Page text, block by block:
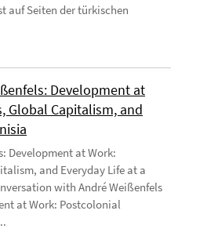
auf Seiten der türkischen
Development at
Global Capitalism, and
Development at Work:
and Everyday Life at a
with André Weißenfels
at Work: Postcolonial